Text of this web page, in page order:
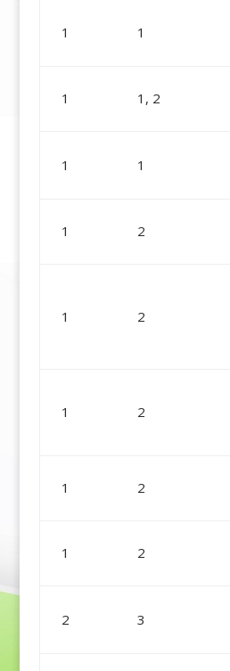
1 1
1 1, 2
1 1
1 2
1 2
1 2
1 2
1 2
2 3